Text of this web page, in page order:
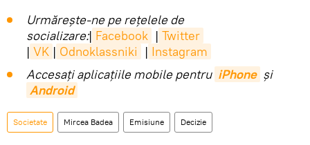
Urmărește-ne pe rețelele de
socializare:| Facebook | Twitter
| VK | Odnoklassniki | Instagram
Accesaţi aplicaţiile mobile pentru iPhone și
Android
Societate Mircea Badea Emisiune Decizie